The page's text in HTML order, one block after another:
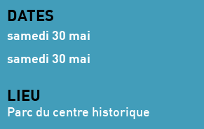
DATES
samedi 30 mai
samedi 30 mai
LIEU
Parc du centre historique